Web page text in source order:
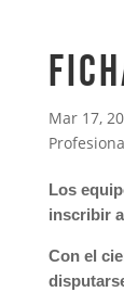
Mar 17,
Los
inscribir
Con el